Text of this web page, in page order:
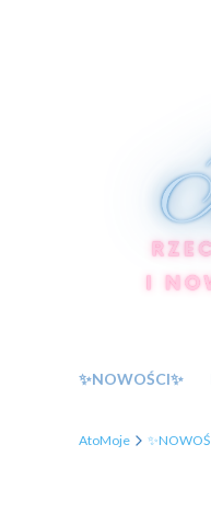
✨NOWOŚCI✨
AtoMoje